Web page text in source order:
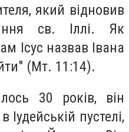
який відновив
св. Іллі. Як
Ісус назвав Івана
(Мт. 11:14).
30 років, він
пустелі,